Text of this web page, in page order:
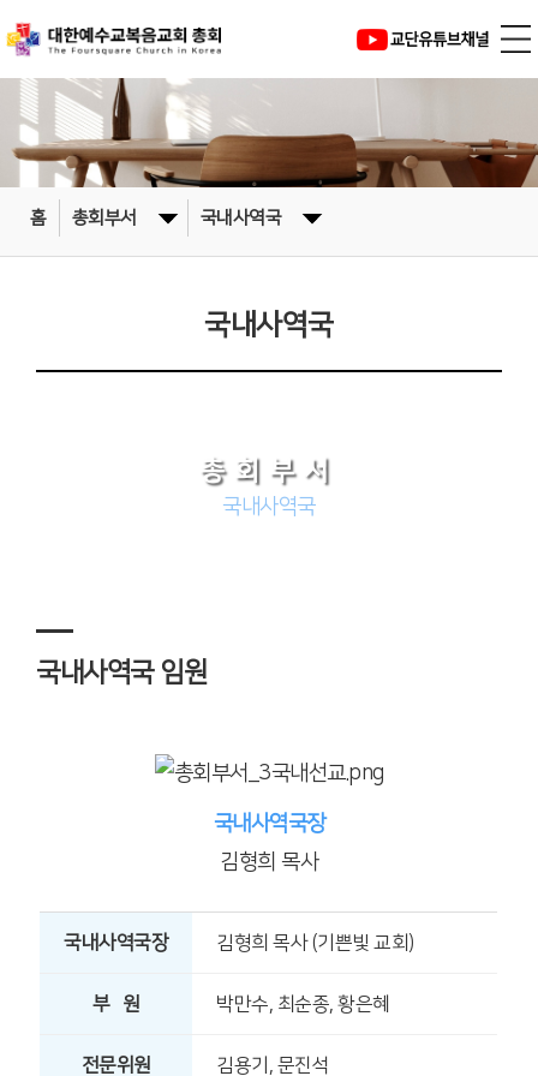
홈 총회부서 국내사역국
국내사역국
총회부서
국내사역국
국내사역국 임원
국내사역국장
김형희 목사
국내사역국장 김형희 목사 (기쁜빛 교회)
부 원 박만수, 최순종, 황은혜
전문위원 김용기, 문진석